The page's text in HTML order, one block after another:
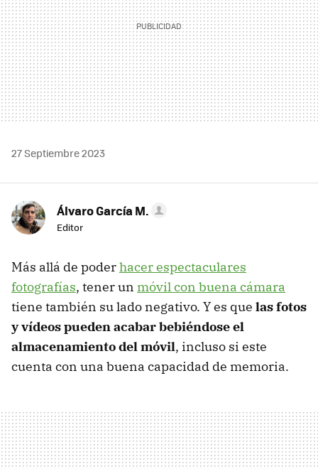
27 Septiembre 2023
Álvaro García M.
Editor
Más allá de poderhacer espectaculares
fotografías, tener un móvil con buena cámara
tiene también su lado negativo. Y es que las fotos
y vídeos pueden acabar bebiéndose el
almacenamiento del móvil, incluso si este
cuenta con una buena capacidad de memoria.